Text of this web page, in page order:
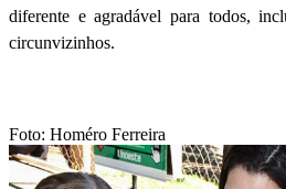
diferente e agradável para todos,
circunvizinhos.
Foto: Homéro Ferreira